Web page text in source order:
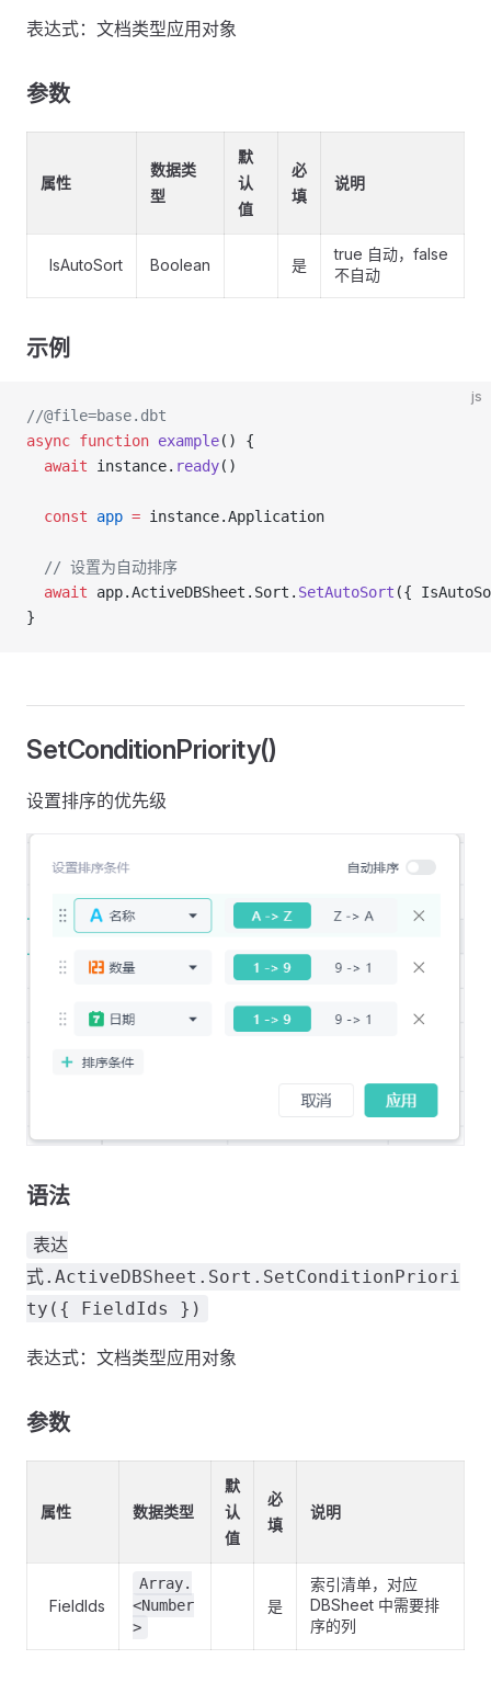
表达式：文档类型应用对象
参数
属性
数据类
型
默
认
值
必
填
说明
IsAutoSort Boolean 是
true 自动，false
不自动
示例
js
//@file=base.dbt
async function example() {
  await
instance. ready()
  const
app = instance.Application
  // 设置为自动排序
  await
app.ActiveDBSheet.Sort. SetAutoSort ({
}
SetConditionPriority()
设置排序的优先级
语法
表达
式.ActiveDBSheet.Sort.SetConditionPriori
ty({ FieldIds })
表达式：文档类型应用对象
参数
属性 数据类型
默
认
值
必
填
说明
FieldIds
Array.
<Number
>
是
索引清单，对应
DBSheet 中需要排
序的列